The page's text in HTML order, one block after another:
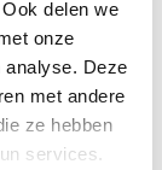
delen we
onze
analyse. Deze
met andere
ze hebben
services.
te stellen of